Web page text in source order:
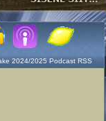
2024/2025 Podcast RSS